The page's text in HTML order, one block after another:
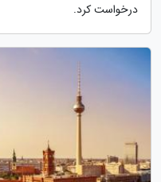
درخواست کرد.